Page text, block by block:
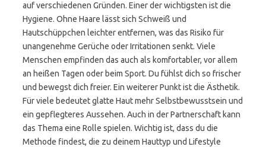
auf verschiedenen Gründen. Einer der wichtigsten ist die
Hygiene. Ohne Haare lässt sich Schweiß und
Hautschüppchen leichter entfernen, was das Risiko für
unangenehme Gerüche oder Irritationen senkt. Viele
Menschen empfinden das auch als komfortabler, vor allem
an heißen Tagen oder beim Sport. Du fühlst dich so frischer
und bewegst dich freier. Ein weiterer Punkt ist die Ästhetik.
Für viele bedeutet glatte Haut mehr Selbstbewusstsein und
ein gepflegteres Aussehen. Auch in der Partnerschaft kann
das Thema eine Rolle spielen. Wichtig ist, dass du die
Methode findest, die zu deinem Hauttyp und Lifestyle